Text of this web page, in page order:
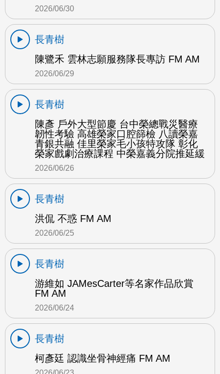
2026/06/30
長青樹
陳鷺禾 雲林志願服務隊長專訪 FM AM
2026/06/29
長青樹
陳彥 戶外大型節慶 台中榮總戰災醫療
韌性考驗 高雄榮家口腔篩檢 八讀榮嘉
青銀共融 佳里榮家毛小孩特攻隊 彰化
榮家戲劇治療課程 中榮嘉義分院推延緩
2026/06/26
長青樹
洪侃 不惑 FM AM
2026/06/25
長青樹
游維如 JAMesCarter等名家作品欣賞
FM AM
2026/06/24
長青樹
柯彥廷 認識坐骨神經痛 FM AM